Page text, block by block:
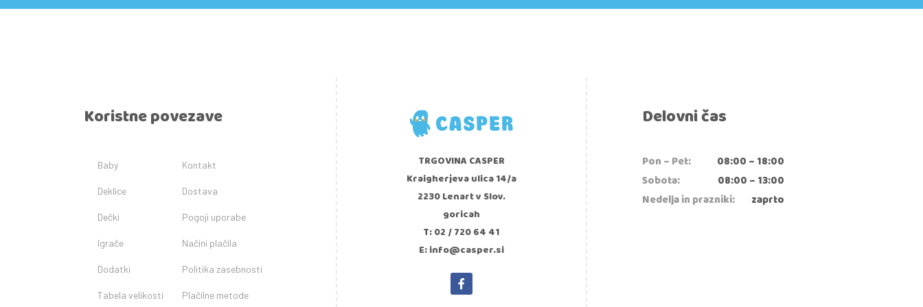
Koristne povezave
Baby
Deklice
Dečki
Igrače
Dodatki
Tabela velikosti
Kontakt
Dostava
Pogoji uporabe
Načini plačila
Politika zasebnosti
Plačilne metode
TRGOVINA CASPER
Kraigherjeva ulica 14/a
2230 Lenart v Slov.
goricah
T: 02 / 720 64 41
E: info@casper.si
Delovni čas
Pon – Pet:
08:00 – 18:00
Sobota:
08:00 – 13:00
Nedelja in prazniki:
zaprto